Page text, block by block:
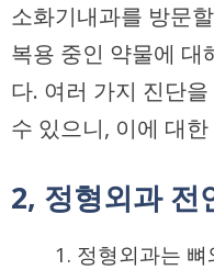
소화기내과를 방문
복용 중인 약물에 대
다. 여러 가지 진단을
수 있으니, 이에 대
2, 정형외과 전
정형외과는